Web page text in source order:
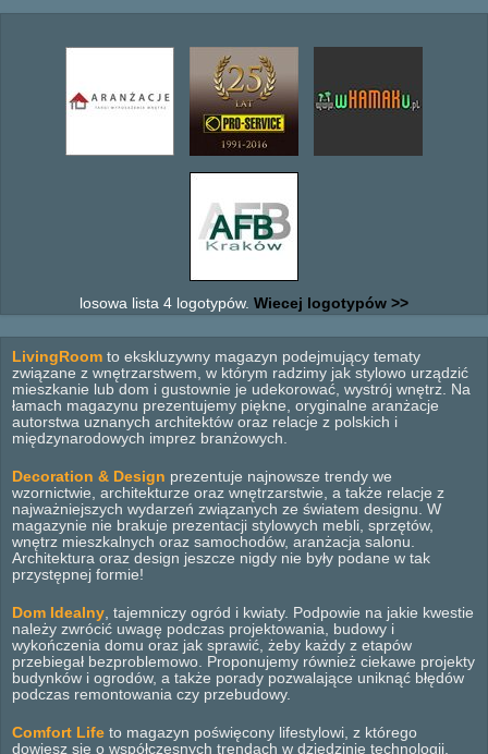
losowa lista 4 logotypów. Wiecej logotypów >>
LivingRoom to ekskluzywny magazyn podejmujący tematy
związane z wnętrzarstwem, w którym radzimy jak stylowo urządzić
mieszkanie lub dom i gustownie je udekorować, wystrój wnętrz. Na
łamach magazynu prezentujemy piękne, oryginalne aranżacje
autorstwa uznanych architektów oraz relacje z polskich i
międzynarodowych imprez branżowych.
Decoration & Design prezentuje najnowsze trendy we
wzornictwie, architekturze oraz wnętrzarstwie, a także relacje z
najważniejszych wydarzeń związanych ze światem designu. W
magazynie nie brakuje prezentacji stylowych mebli, sprzętów,
wnętrz mieszkalnych oraz samochodów, aranżacja salonu.
Architektura oraz design jeszcze nigdy nie były podane w tak
przystępnej formie!
Dom Idealny , tajemniczy ogród i kwiaty. Podpowie na jakie kwestie
należy zwrócić uwagę podczas projektowania, budowy i
wykończenia domu oraz jak sprawić, żeby każdy z etapów
przebiegał bezproblemowo. Proponujemy również ciekawe projekty
budynków i ogrodów, a także porady pozwalające uniknąć błędów
podczas remontowania czy przebudowy.
Comfort Life to magazyn poświęcony lifestylowi, z którego
dowiesz się o współczesnych trendach w dziedzinie technologii,